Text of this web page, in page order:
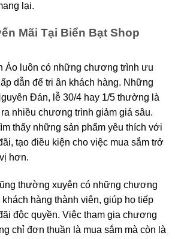
lại.
Mãi Tại Biển Bạt Shop
Áo luôn có những chương trình ưu
dẫn để tri ân khách hàng. Những
Đán, lễ 30/4 hay 1/5 thường là
nhiều chương trình giảm giá sâu.
thấy những sản phẩm yêu thích với
tạo điều kiện cho việc mua sắm trở
hơn.
thường xuyên có những chương
hàng thành viên, giúp họ tiếp
độc quyền. Việc tham gia chương
chỉ đơn thuần là mua sắm mà còn là